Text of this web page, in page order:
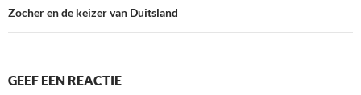
Zocher en de keizer van Duitsland
GEEF EEN REACTIE